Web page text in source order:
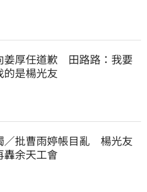
姜厚任道歉　田路路：我要
的是楊光友
／批曹雨婷帳目亂　楊光友
轟余天工會